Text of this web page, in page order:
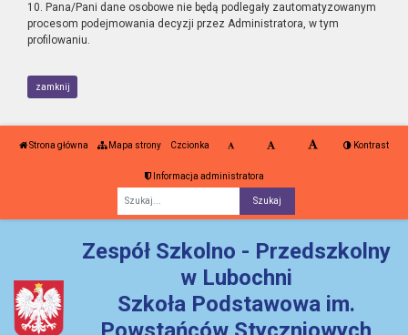
10. Pana/Pani dane osobowe nie będą podlegały zautomatyzowanym
procesom podejmowania decyzji przez Administratora, w tym
profilowaniu.
zamknij
Strona główna Mapa strony Czcionka Kontrast
Informacja administratora
Zespół Szkolno - Przedszkolny
w Lubochni
Szkoła Podstawowa im.